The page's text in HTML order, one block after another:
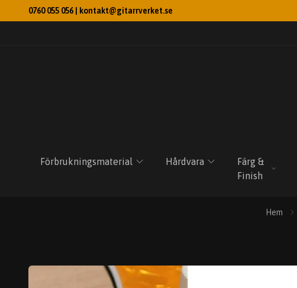
0760 055 056 | kontakt@gitarrverket.se
Förbrukningsmaterial Hårdvara
Färg &
Finish
Hem